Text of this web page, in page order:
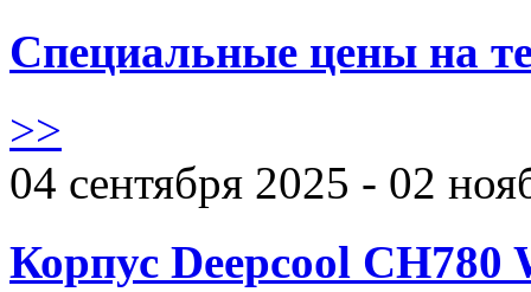
Специальные цены на
>>
04 сентября 2025 - 02
Корпус Deepcool CH780